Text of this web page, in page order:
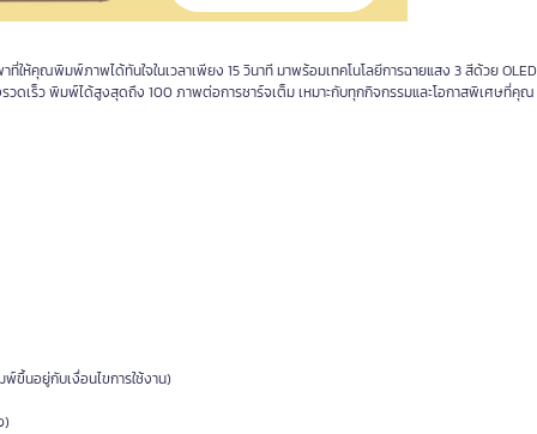
ให้คุณพิมพ์ภาพได้ทันใจในเวลาเพียง 15 วินาที มาพร้อมเทคโนโลยีการฉายแสง 3 สีด้วย OLED
ดเร็ว พิมพ์ได้สูงสุดถึง 100 ภาพต่อการชาร์จเต็ม เหมาะกับทุกกิจกรรมและโอกาสพิเศษที่คุณ
ขึ้นอยู่กับเงื่อนไขการใช้งาน)
)